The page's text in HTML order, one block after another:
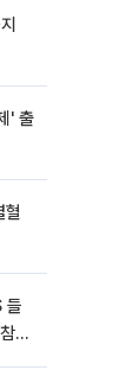
' 출
혈
들